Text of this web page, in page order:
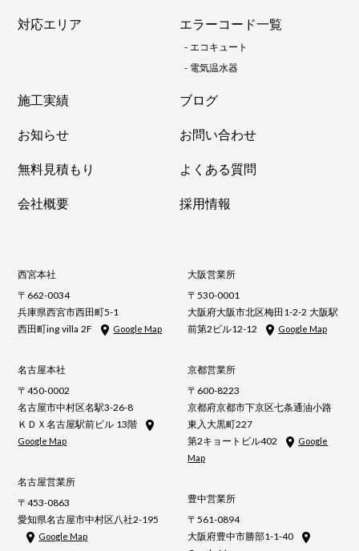
対応エリア エラーコード一覧
-エコキュート
- 電気温水器
施工実績
ブログ
お知らせ
お問い合わせ
無料見積もり
よくある質問
会社概要
採用情報
西宮本社
〒662-0034
兵庫県西宮市西田町5-1
西田町ing villa 2F
Google Map
名古屋本社
〒450-0002
名古屋市中村区名駅3-26-8
ＫＤＸ名古屋駅前ビル 13階
Google Map
名古屋営業所
〒453-0863
愛知県名古屋市中村区八社2-195
Google Map
大阪営業所
〒530-0001
大阪府大阪市北区梅田1-2-2 大阪駅
前第2ビル12-12
Google Map
京都営業所
〒600-8223
京都府京都市下京区七条通油小路
東入大黒町227
第2キョートビル402
Google
Map
豊中営業所
〒561-0894
大阪府豊中市勝部1-1-40